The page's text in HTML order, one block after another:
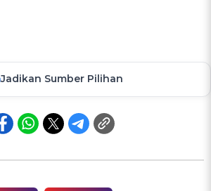
Jadikan Sumber Pilihan